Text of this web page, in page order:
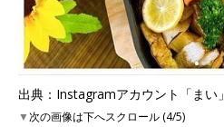
出典：Instagramアカウント「まい」
▼次の画像は下へスクロール (4/5)